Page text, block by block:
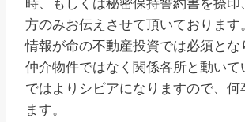
時、もしくは秘密保持誓約書を捺印
方のみお伝えさせて頂いております。
情報が命の不動産投資では必須とな
仲介物件ではなく関係各所と動いて
ではよりシビアになりますので、何
ます。